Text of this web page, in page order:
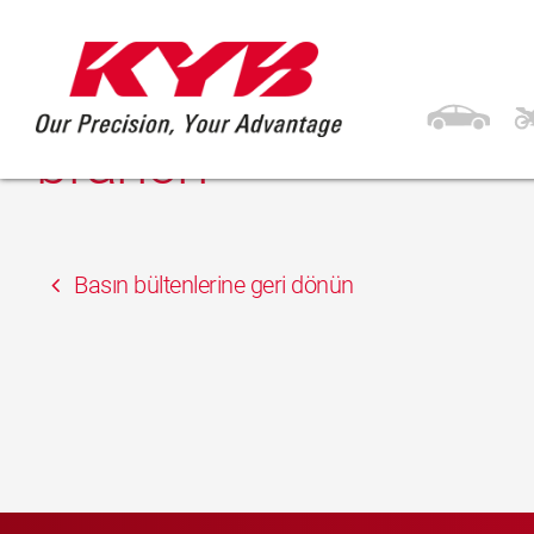
ESO –
branch
Basın bültenlerine geri dönün